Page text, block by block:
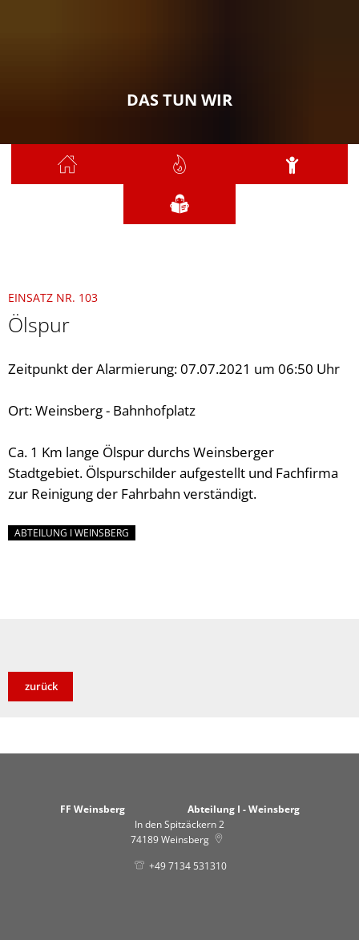
DAS TUN WIR
EINSATZ NR. 103
Ölspur
Zeitpunkt der Alarmierung: 07.07.2021 um 06:50 Uhr
Ort: Weinsberg - Bahnhofplatz
Ca. 1 Km lange Ölspur durchs Weinsberger
Stadtgebiet. Ölspurschilder aufgestellt und Fachfirma
zur Reinigung der Fahrbahn verständigt.
ABTEILUNG I WEINSBERG
zurück
FF Weinsberg Abteilung I - Weinsberg
In den Spitzäckern 2
74189Weinsberg
+49 7134 531310